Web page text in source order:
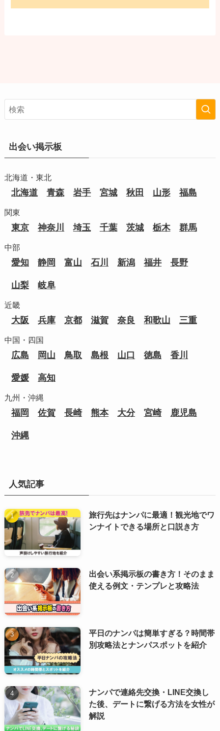
出会い掲示板
北海道・東北
北海道 青森 岩手 宮城 秋田 山形 福島
関東
東京 神奈川 埼玉 千葉 茨城 栃木 群馬
中部
愛知 静岡 富山 石川 新潟 福井 長野
山梨 岐阜
近畿
大阪 兵庫 京都 滋賀 奈良 和歌山 三重
中国・四国
広島 岡山 鳥取 島根 山口 徳島 香川
愛媛 高知
九州・沖縄
福岡 佐賀 長崎 熊本 大分 宮崎 鹿児島
沖縄
人気記事
旅行先はナンパに最適！観光地でワ
ンナイトできる場所と口説き方
出会い系掲示板の書き方！そのまま
使える例文・テンプレと攻略法
平日のナンパは簡単すぎる？時間帯
別攻略法とナンパスポットを紹介
ナンパで連絡先交換・LINE交換し
た後、デートに繋げる方法を女性が
解説